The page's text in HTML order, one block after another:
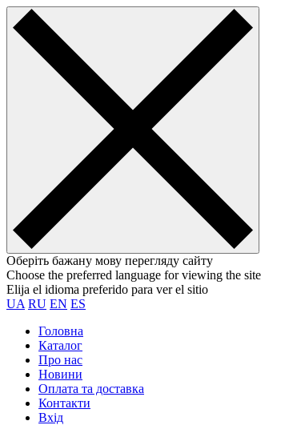
Оберіть бажану мову перегляду сайту
Choose the preferred language for viewing the site
Elija el idioma preferido para ver el sitio
UA RU EN ES
Головна
Каталог
Про нас
Новини
Оплата та доставка
Контакти
Вхiд